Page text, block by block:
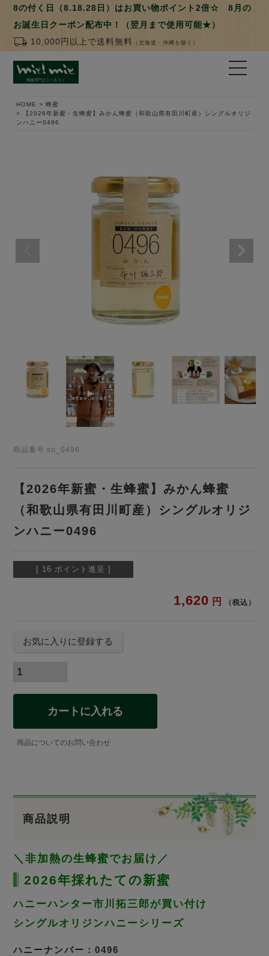
8の付く日（8.18.28日）はお買い物ポイント2倍☆ 8月の
お誕生日クーポン配布中！（翌月まで使用可能★）
local_shipping 10,000円以上で送料無料 （北海道・沖縄を除く）
HOME
蜂蜜
【2026年新蜜・生蜂蜜】みかん蜂蜜（和歌山県有田川町産）シングルオリジ
ンハニー0496
商品番号 so_0496
【2026年新蜜・生蜂蜜】みかん蜂蜜
（和歌山県有田川町産）シングルオリジ
ンハニー0496
[ 16 ポイント進呈 ]
1,620 税込
お気に入りに登録する
カートに入れる
商品についてのお問い合わせ
商品説明
＼非加熱の生蜂蜜でお届け／
2026年採れたての新蜜
ハニーハンター市川拓三郎が買い付け
シングルオリジンハニーシリーズ
ハニーナンバー：0496